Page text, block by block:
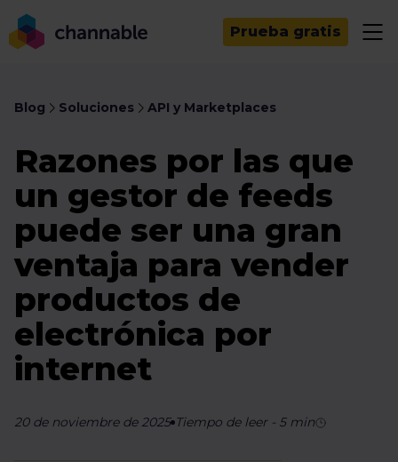
Prueba gratis
Blog Soluciones API y Marketplaces
Razones por las que
un gestor de feeds
puede ser una gran
ventaja para vender
productos de
electrónica por
internet
20 de noviembre de 2025 Tiempo de leer- 5min